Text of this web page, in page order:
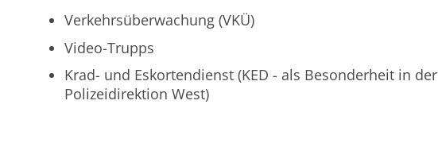
Verkehrsüberwachung (VKÜ)
Video-Trupps
Krad- und Eskortendienst (KED - als Besonderheit in der
Polizeidirektion West)